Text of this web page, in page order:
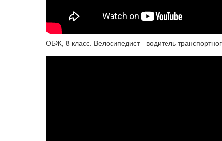
ОБЖ, 8 класс. Велосипедист - водитель